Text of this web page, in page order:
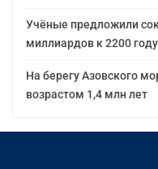
Учёные предложили
миллиардов к 2200 году
На берегу Азовского
возрастом 1,4 млн лет